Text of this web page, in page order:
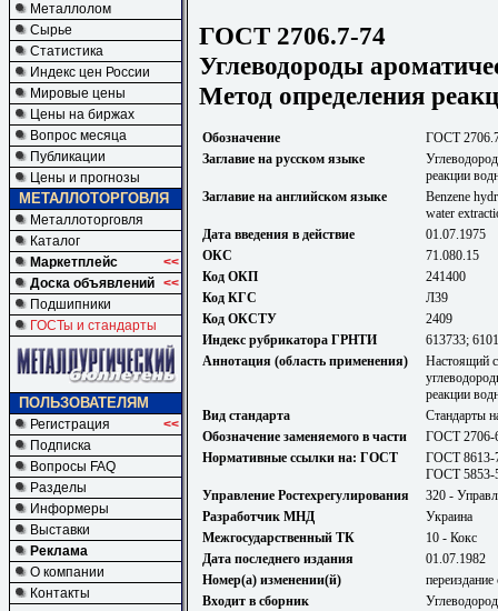
Металлолом
Сырье
Статистика
Индекс цен России
Мировые цены
Цены на биржах
Вопрос месяца
Публикации
Цены и прогнозы
МЕТАЛЛОТОРГОВЛЯ
Металлоторговля
Каталог
Маркетплейс
<<
Доска объявлений <<
Подшипники
ГОСТы и стандарты
ПОЛЬЗОВАТЕЛЯМ
Регистрация
<<
Подписка
Вопросы FAQ
Разделы
Информеры
Выставки
Реклама
О компании
Контакты
ГОСТ 2706.7-74
Углеводороды
Метод определения
Обозначение
ГОСТ
Заглавие на русском языке
реакции
Заглавие на английском языке
Benzene
water
Дата введения в действие
01.07.1975
ОКС
71.080.15
Код ОКП
241400
Код КГС
Л39
Код ОКСТУ
2409
Индекс рубрикатора ГРНТИ
613733;
Аннотация (область применения)
Настоящий
реакции
Вид стандарта
Стандарты
Обозначение заменяемого в части
ГОСТ 2706-
Нормативные ссылки на: ГОСТ
ГОСТ 8613-
ГОСТ 5853-
Управление Ростехрегулирования
320 -
Разработчик МНД
Украина
Межгосударственный ТК
10 - Кокс
Дата последнего издания
01.07.1982
Номер(а) изменении(й)
Входит в сборник